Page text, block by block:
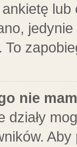
To
nie
działy